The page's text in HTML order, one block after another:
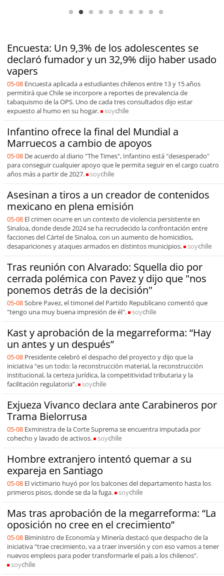
Encuesta: Un 9,3% de los adolescentes se
declaró fumador y un 32,9% dijo haber usado
vapers
05-08 Encuesta aplicada a estudiantes chilenos entre 13 y 15 años
permitirá que Chile se incorpore a reportes de prevalencia de
tabaquismo de la OPS. Uno de cada tres consultados dijo estar
expuesto al humo en su hogar.
soychile
Infantino ofrece la final del Mundial a
Marruecos a cambio de apoyos
05-08 De acuerdo al diario "The Times", Infantino está "desesperado"
para conseguir cualquier apoyo que le permita seguir en el cargo cuatro
años más a partir de 2027.
soychile
Asesinan a tiros a un creador de contenidos
mexicano en plena emisión
05-08 El crimen ocurre en un contexto de violencia persistente en
Sinaloa, donde desde 2024 se ha recrudecido la confrontación entre
facciones del Cártel de Sinaloa, con un aumento de homicidios,
desapariciones y ataques armados en distintos municipios.
soychile
Tras reunión con Alvarado: Squella dio por
cerrada polémica con Pavez y dijo que "nos
ponemos detrás de la decisión"
05-08Sobre Pavez, el timonel del Partido Republicano comentó que
"tengo una muy buena impresión de él".
soychile
Kast y aprobación de la megarreforma: “Hay
un antes y un después”
05-08 Presidente celebró el despacho del proyecto y dijo que la
iniciativa “es un todo: la reconstrucción material, la reconstrucción
institucional, la certeza jurídica, la competitividad tributaria y la
facilitación regulatoria”.
soychile
Exjueza Vivanco declara ante Carabineros por
Trama Bielorrusa
05-08 Exministra de la Corte Suprema se encuentra imputada por
cohecho y lavado de activos.
soychile
Hombre extranjero intentó quemar a su
expareja en Santiago
05-08 El victimario huyó por los balcones del departamento hasta los
primeros pisos, donde se da la fuga.
soychile
Mas tras aprobación de la megarreforma: “La
oposición no cree en el crecimiento”
05-08 Biministro de Economía y Minería destacó que despacho de la
iniciativa “trae crecimiento, va a traer inversión y con eso vamos a tener
nuevos empleos para poder transformarle el país a los chilenos”.
soychile